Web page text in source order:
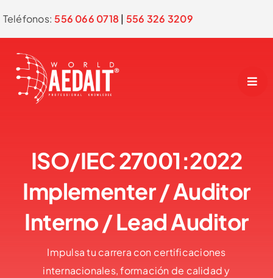
to
Teléfonos:556 066 0718| 556 326 3209
ISO/IEC 27001:2022
Implementer / Auditor
Interno / Lead Auditor
Impulsa tu carrera con certificaciones
internacionales, formación de calidad y